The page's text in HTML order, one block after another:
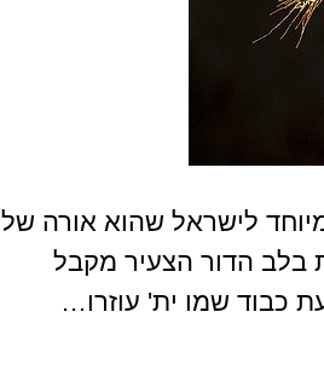
לישראל שהוא אורה של
הדור הצעיר מקבל
כבוד שמו ית' עוזרו…